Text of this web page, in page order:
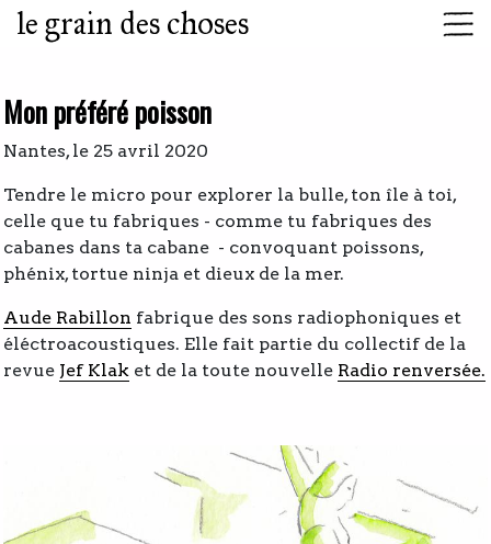
le grain des choses
Mon préféré poisson
Nantes, le 25 avril 2020
Tendre le micro pour explorer la bulle, ton île à toi,
celle que tu fabriques - comme tu fabriques des
cabanes dans ta cabane - convoquant poissons,
phénix, tortue ninja et dieux de la mer.
Aude Rabillon fabrique des sons radiophoniques et
éléctroacoustiques. Elle fait partie du collectif de la
revue Jef Klak et de la toute nouvelle Radio renversée.